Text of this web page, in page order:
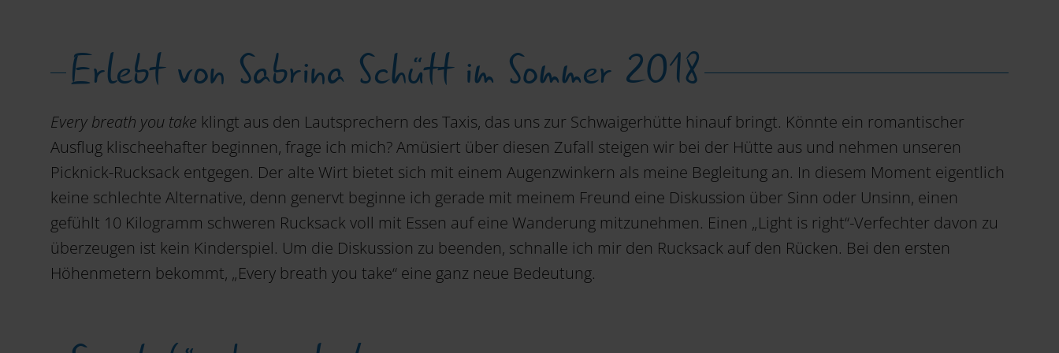
Erlebt von Sabrina Schütt im Sommer 2018
Every breath you take klingt aus den Lautsprechern des Taxis, das uns zur Schwaigerhütte hinauf bringt. Könnte ein romantischer
Ausflug klischeehafter beginnen, frage ich mich? Amüsiert über diesen Zufall steigen wir bei der Hütte aus und nehmen unseren
Picknick-Rucksack entgegen. Der alte Wirt bietet sich mit einem Augenzwinkern als meine Begleitung an. In diesem Moment eigentlich
keine schlechte Alternative, denn genervt beginne ich gerade mit meinem Freund eine Diskussion über Sinn oder Unsinn, einen
gefühlt 10 Kilogramm schweren Rucksack voll mit Essen auf eine Wanderung mitzunehmen. Einen „Light is right“-Verfechter davon zu
überzeugen ist kein Kinderspiel. Um die Diskussion zu beenden, schnalle ich mir den Rucksack auf den Rücken. Bei den ersten
Höhenmetern bekommt, „Every breath you take“ eine ganz neue Bedeutung.